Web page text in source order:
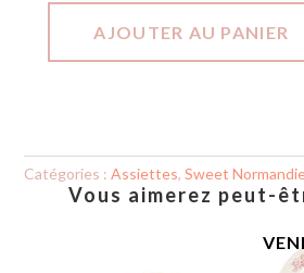
AJOUTER AU PANIER
Catégories :Assiettes,Sweet
Vous aimerez peut-